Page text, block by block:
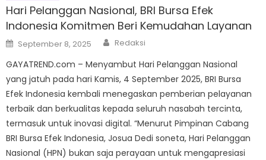
Hari Pelanggan Nasional, BRI Bursa Efek
Indonesia Komitmen Beri Kemudahan Layanan
Posted
on
September 8, 2025 Author
Redaksi
GAYATREND.com – Menyambut Hari Pelanggan Nasional
yang jatuh pada hari Kamis, 4 September 2025, BRI Bursa
Efek Indonesia kembali menegaskan pemberian pelayanan
terbaik dan berkualitas kepada seluruh nasabah tercinta,
termasuk untuk inovasi digital. “Menurut Pimpinan Cabang
BRI Bursa Efek Indonesia, Josua Dedi soneta, Hari Pelanggan
Nasional (HPN) bukan saja perayaan untuk mengapresiasi